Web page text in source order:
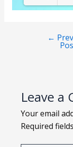
←
Leave a
Your email
Required